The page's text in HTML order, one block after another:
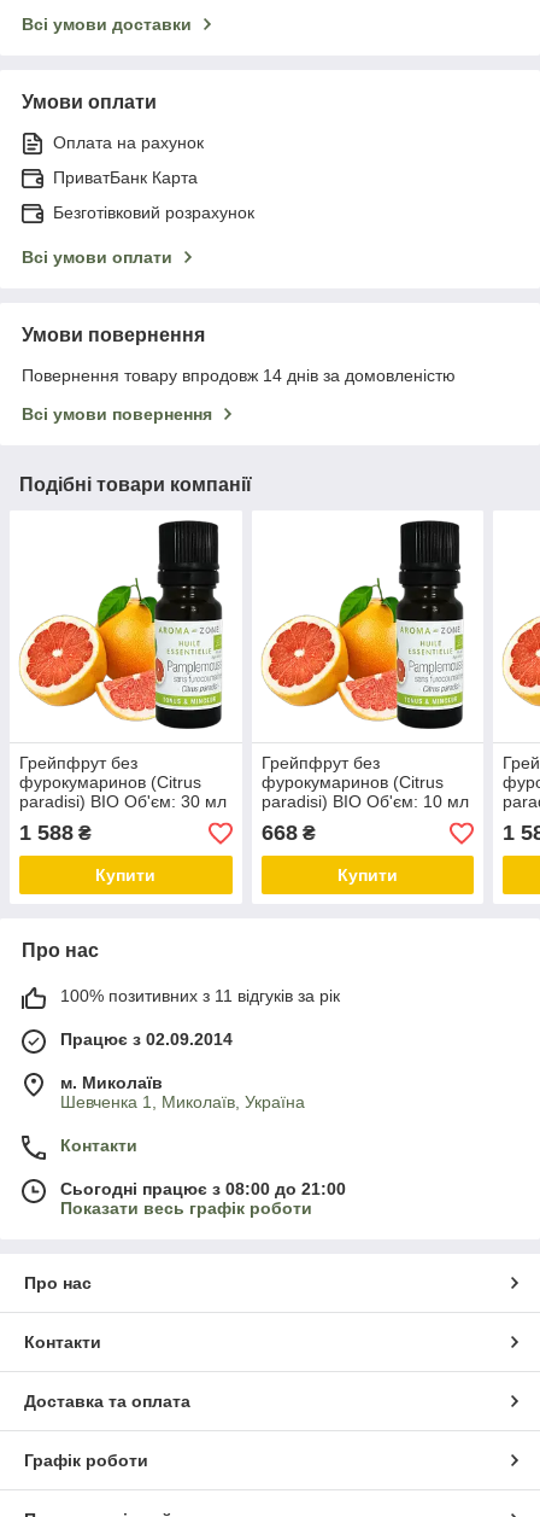
Всі умови доставки
Умови оплати
Оплата на рахунок
ПриватБанк Карта
Безготівковий розрахунок
Всі умови оплати
Умови повернення
Повернення товару впродовж 14 днів за домовленістю
Всі умови повернення
Подібні товари компанії
Грейпфрут без
фурокумаринов (Citrus
paradisi) BIO Об'єм: 30 мл
1 588 ₴
Купити
Грейпфрут без
фурокумаринов (Citrus
paradisi) BIO Об'єм: 10 мл
668₴
Купити
1
Про нас
100% позитивних з 11 відгуків за рік
Працює з 02.09.2014
м. Миколаїв
Шевченка 1, Миколаїв, Україна
Контакти
Сьогодні працює з 08:00 до 21:00
Показати весь графік роботи
Про нас
Контакти
Доставка та оплата
Графік роботи